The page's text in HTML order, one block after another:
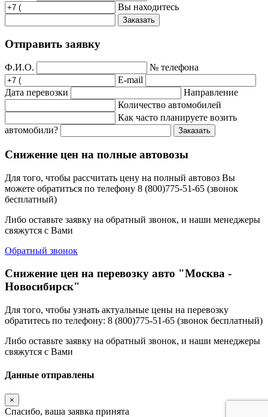
Вы находитесь
Заказать
Отправить заявку
Ф.И.О.
№ телефона
E-mail
Дата перевозки
Направление
Количество автомобилей
Как часто планируете возить
автомобили?
Заказать
Снижение цен на полные автовозы
Для того, чтобы рассчитать цену на полный автовоз Вы
можете обратиться по телефону 8 (800)775-51-65 (звонок
бесплатный)
Либо оставьте заявку на обратный звонок, и наши менеджеры
свяжутся с Вами
Обратный звонок
Снижение цен на перевозку авто "Москва -
Новосибирск"
Для того, чтобы узнать актуальные цены на перевозку
обратитесь по телефону: 8 (800)775-51-65 (звонок бесплатный)
Либо оставьте заявку на обратный звонок, и наши менеджеры
свяжутся с Вами
Данные отправлены
×
Спасибо, ваша заявка принята